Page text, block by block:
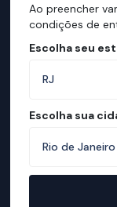
Institucional
Sobre a ortobom
Ortobom na Mídia
Manual do Sono
Ao preencher
condições de
Escolha seu
Escolha sua